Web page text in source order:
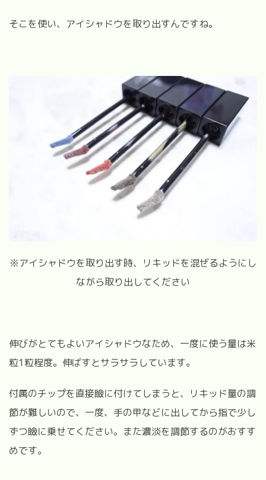
そこを使い、アイシャドウを取り出すんですね。
※アイシャドウを取り出す時、リキッドを混ぜるようにし
ながら取り出してください
伸びがとてもよいアイシャドウなため、一度に使う量は米
粒1粒程度。伸ばすとサラサラしています。
付属のチップを直接瞼に付けてしまうと、リキッド量の調
節が難しいので、一度、手の甲などに出してから指で少し
ずつ瞼に乗せてください。また濃淡を調節するのがおすす
めです。